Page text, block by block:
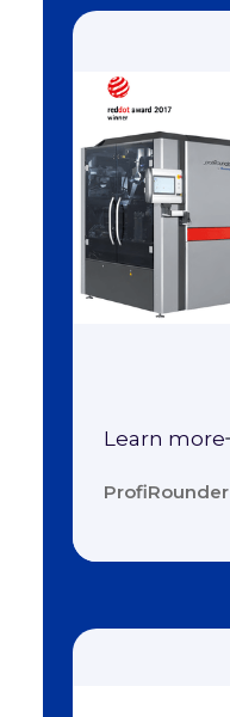
Learn more
ProfiRounder